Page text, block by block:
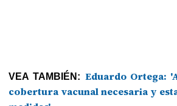
VEA TAMBIÉN: Eduardo Ortega:
cobertura vacunal necesaria y